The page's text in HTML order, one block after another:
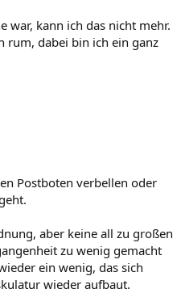
war, kann ich das nicht mehr.
rum, dabei bin ich ein ganz
Postboten verbellen oder
aber keine all zu großen
zu wenig gemacht
ein wenig, das sich
wieder aufbaut.